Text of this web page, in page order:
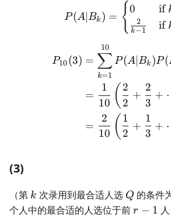
P(A ∣Bk ) = { 0
k−1
2
if
if
P10(3) =
k=1
∑
10
P(A ∣Bk )P(
=
10
1 ( 2
2
+
3
2
+
=
10
2 ( 2
1
+
3
1
+
(3)
（第 k
k 次录用到最合适人选 Q
Q 的条件
个人中的最合适的人选位于前r
r − 1